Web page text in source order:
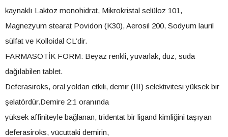
kaynaklı Laktoz monohidrat, Mikrokristal selüloz 101,
Magnezyum stearat Povidon (K30), Aerosil 200, Sodyum lauril
sülfat ve Kolloidal CL’dir.
FARMASÖTİK FORM: Beyaz renkli, yuvarlak, düz, suda
dağılabilen tablet.
Deferasiroks, oral yoldan etkili, demir (III) selektivitesi yüksek bir
şelatördür.Demire 2:1 oranında
yüksek affiniteyle bağlanan, tridentat bir ligand kimliğini taşıyan
deferasiroks, vücuttaki demirin,